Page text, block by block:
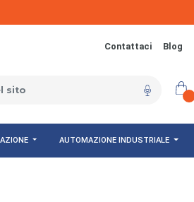
Contattaci Blog
AUTOMAZIONE INDUSTRIALE